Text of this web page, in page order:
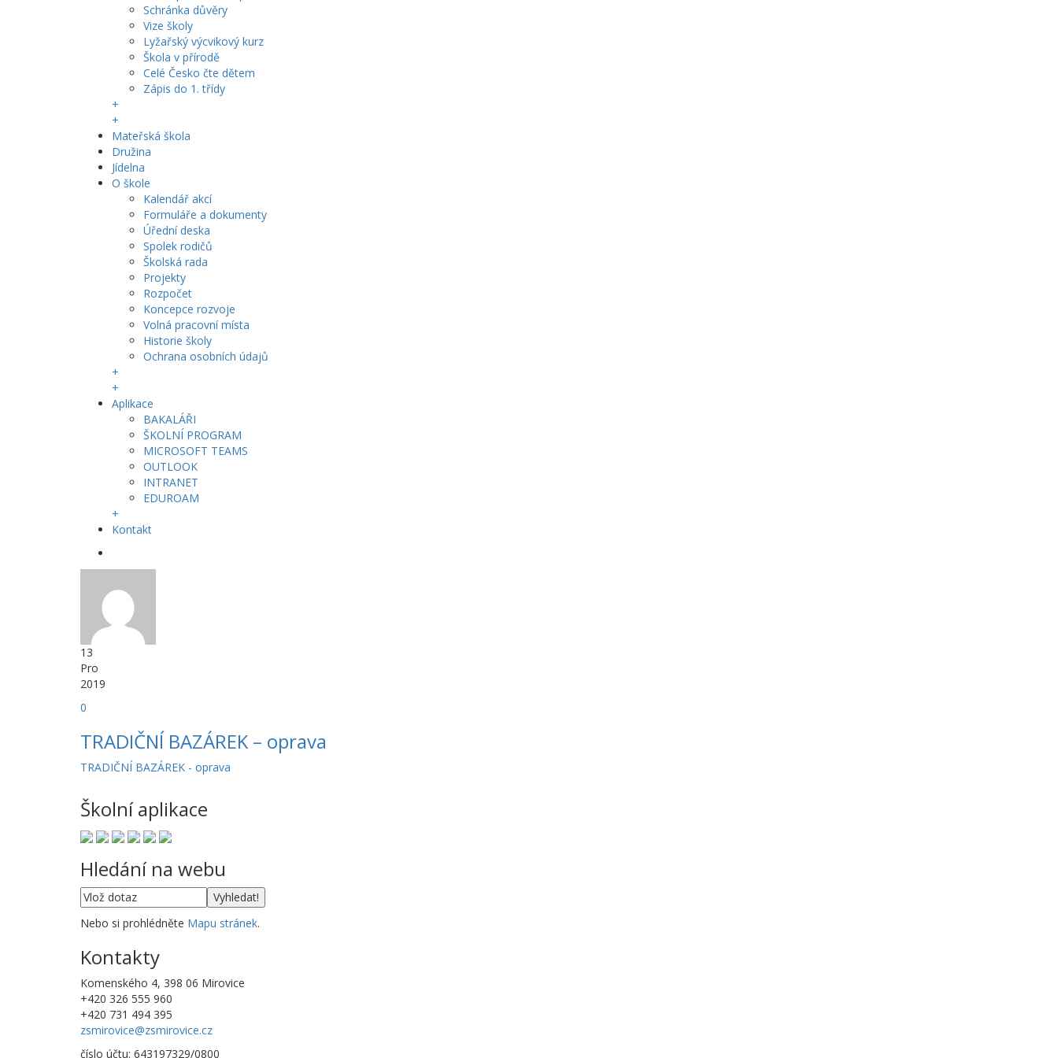
Schránka důvěry
Vize školy
Lyžařský výcvikový kurz
Škola v přírodě
Celé Česko čte dětem
Zápis do 1. třídy
+
+
Mateřská škola
Družina
Jídelna
O škole
Kalendář akcí
Formuláře a dokumenty
Úřední deska
Spolek rodičů
Školská rada
Projekty
Rozpočet
Koncepce rozvoje
Volná pracovní místa
Historie školy
Ochrana osobních údajů
+
+
Aplikace
BAKALÁŘI
ŠKOLNÍ PROGRAM
MICROSOFT TEAMS
OUTLOOK
INTRANET
EDUROAM
+
Kontakt
13
Pro
2019
0
TRADIČNÍ BAZÁREK – oprava
TRADIČNÍ BAZÁREK - oprava
Školní aplikace
Hledání na webu
Nebo si prohlédněte Mapu stránek.
Kontakty
Komenského 4, 398 06 Mirovice
+420 326 555 960
+420 731 494 395
zsmirovice@zsmirovice.cz
číslo účtu: 643197329/0800